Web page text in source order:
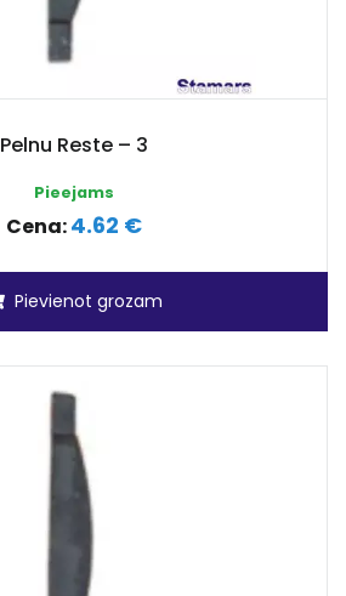
Pelnu Reste – 3
Pieejams
Cena:4.62 €
Pievienot grozam